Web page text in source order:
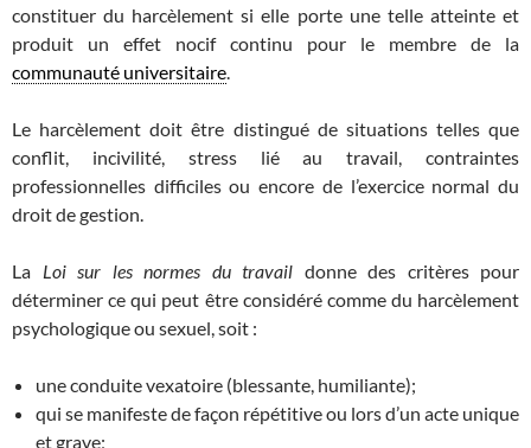
constituer du harcèlement si elle porte une telle atteinte et
produit un effet nocif continu pour le membre de la
communauté universitaire.
Le harcèlement doit être distingué de situations telles que
conflit, incivilité, stress lié au travail, contraintes
professionnelles difficiles ou encore de l’exercice normal du
droit de gestion.
La Loi sur les normes du travail donne des critères pour
déterminer ce qui peut être considéré comme du harcèlement
psychologique ou sexuel, soit :
une conduite vexatoire (blessante, humiliante);
qui se manifeste de façon répétitive ou lors d’un acte unique
et grave;